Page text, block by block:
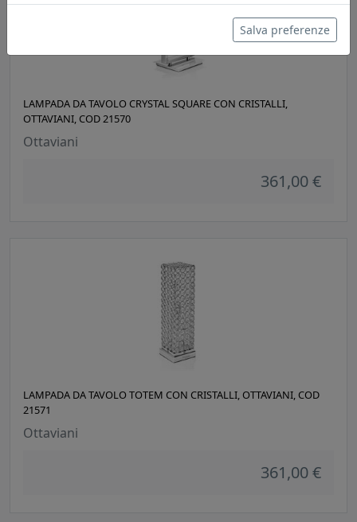
LAMPADA DA TAVOLO CRYSTAL SQUARE CON CRISTALLI,
OTTAVIANI, COD 21570
Ottaviani
361,00 €
LAMPADA DA TAVOLO TOTEM CON CRISTALLI, OTTAVIANI, COD
21571
Ottaviani
361,00 €
Salva preferenze